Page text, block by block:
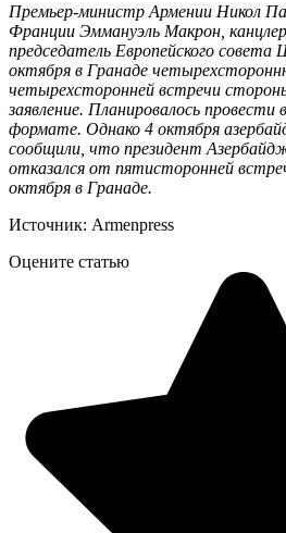
Премьер-министр Армении Никол
Франции Эммануэль Макрон,
председатель Европейского
октября в Гранаде
четырехсторонней встречи
заявление. Планировалось провести
формате. Однако 4 октября
сообщили, что президент
отказался от пятисторонней
октября в Гранаде.
Источник: Armenpress
Оцените статью